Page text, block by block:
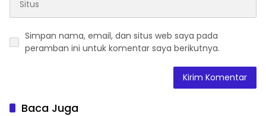
Simpan nama, email, dan situs web saya pada
peramban ini untuk komentar saya berikutnya.
Baca Juga